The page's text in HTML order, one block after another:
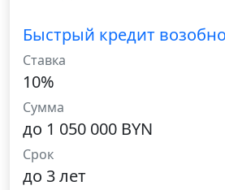
Быстрый кредит
Ставка
10%
Сумма
до 1 050 000 BYN
Срок
до 3 лет